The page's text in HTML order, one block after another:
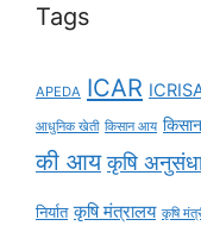
Tags
APEDA ICAR
आधुनिक खेती किसान आय
की आय कृषि
निर्यात कृषि मंत्रालय कृषि